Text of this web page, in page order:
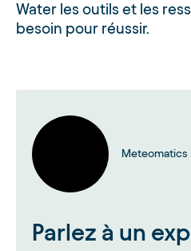
Water les outils et les
besoin pour réussir.
Meteomatics
Parlez à un